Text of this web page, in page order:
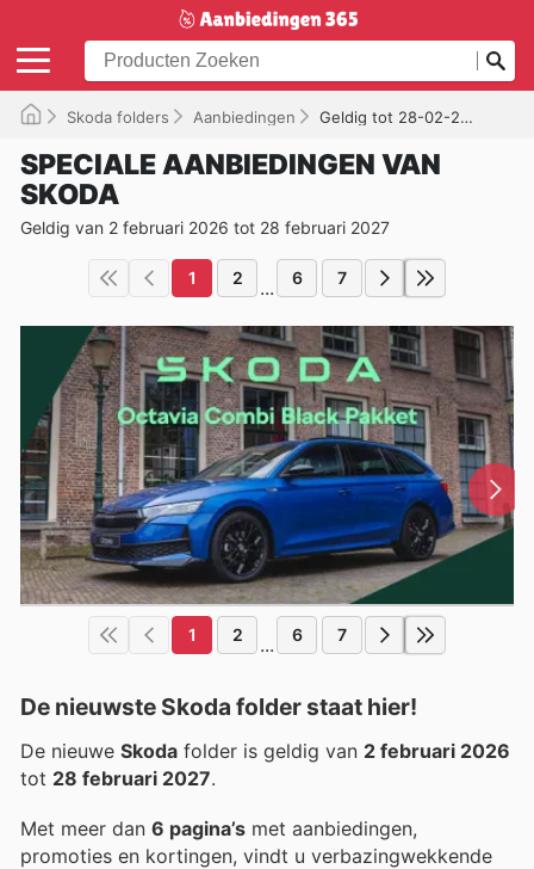
Skoda folders Aanbiedingen Geldig tot 28-02-2027
SPECIALE AANBIEDINGEN VAN
SKODA
Geldig van 2 februari 2026 tot 28 februari 2027
1 2 ... 6 7
1 2 ... 6 7
De nieuwste Skoda folder staat hier!
De nieuwe Skoda folder is geldig van 2 februari 2026
tot 28 februari 2027.
Met meer dan 6 pagina’s met aanbiedingen,
promoties en kortingen, vindt u verbazingwekkende